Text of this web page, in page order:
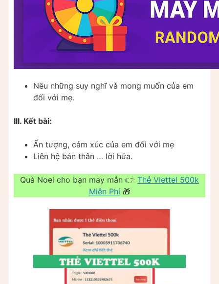
Nêu những suy nghĩ và mong muốn của em
đối với mẹ.
III. Kết bài:
Ấn tượng, cảm xúc của em đối với mẹ
Liên hệ bản thân … lời hứa.
Quà Noel cho bạn may mắn 👉 Thẻ Viettel 500k
Miễn Phí🎁